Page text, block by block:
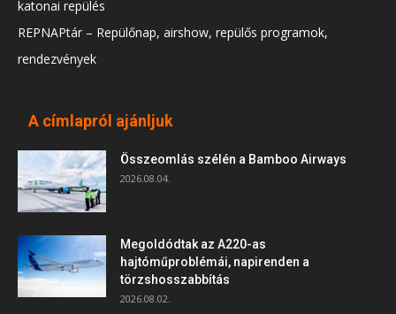
katonai repülés
REPNAPtár – Repülőnap, airshow, repülős programok,
rendezvények
A címlapról ajánljuk
Összeomlás szélén a Bamboo Airways
2026.08.04.
Megoldódtak az A220-as
hajtóműproblémái, napirenden a
törzshosszabbítás
2026.08.02.